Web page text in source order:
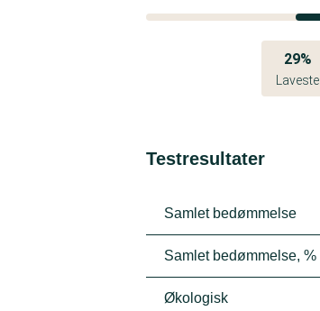
29%
Laveste
Testresultater
Samlet bedømmelse
Samlet bedømmelse, %
Økologisk